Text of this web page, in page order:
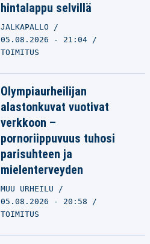
hintalappu selvillä
JALKAPALLO
05.08.2026 - 21:04
TOIMITUS
Olympiaurheilijan
alastonkuvat vuotivat
verkkoon –
pornoriippuvuus tuhosi
parisuhteen ja
mielenterveyden
MUU URHEILU
05.08.2026 - 20:58
TOIMITUS